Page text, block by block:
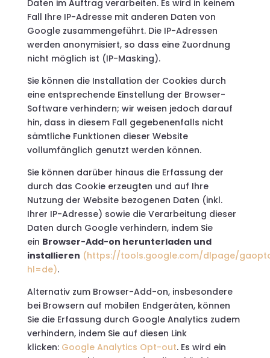
Daten im Auftrag verarbeiten. Es wird in keinem
Fall Ihre IP-Adresse mit anderen Daten von
Google zusammengeführt. Die IP-Adressen
werden anonymisiert, so dass eine Zuordnung
nicht möglich ist (IP-Masking).
Sie können die Installation der Cookies durch
eine entsprechende Einstellung der Browser-
Software verhindern; wir weisen jedoch darauf
hin, dass in diesem Fall gegebenenfalls nicht
sämtliche Funktionen dieser Website
vollumfänglich genutzt werden können.
Sie können darüber hinaus die Erfassung der
durch das Cookie erzeugten und auf Ihre
Nutzung der Website bezogenen Daten (inkl.
Ihrer IP-Adresse) sowie die Verarbeitung dieser
Daten durch Google verhindern, indem Sie
ein Browser-Add-on herunterladen und
installieren (https://tools.google.com/dlpage/
hl=de).
Alternativ zum Browser-Add-on, insbesondere
bei Browsern auf mobilen Endgeräten, können
Sie die Erfassung durch Google Analytics zudem
verhindern, indem Sie auf diesen Link
klicken: Google Analytics Opt-out. Es wird ein